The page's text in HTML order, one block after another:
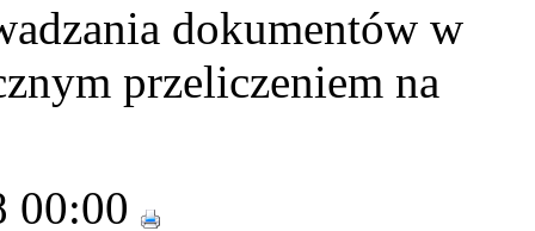
dokumentów w
przeliczeniem na
00:00